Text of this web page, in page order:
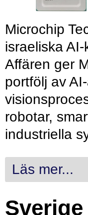
Microchip
israeliska
Affären ger
portfölj av
robotar,
industriella
Läs mer...